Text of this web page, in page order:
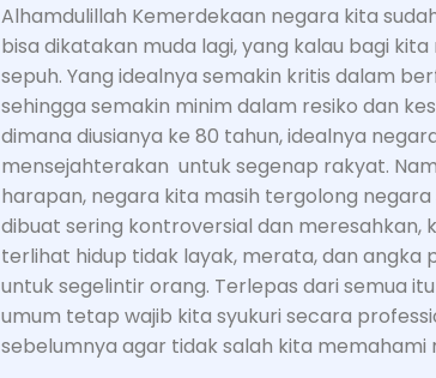
Alhamdulillah Kemerdekaan negara kita
bisa dikatakan muda lagi, yang kalau bagi
sepuh. Yang idealnya semakin kritis dalam
sehingga semakin minim dalam resiko dan
dimana diusianya ke 80 tahun, idealnya
mensejahterakan untuk segenap rakyat.
harapan, negara kita masih tergolong
dibuat sering kontroversial dan meresahkan,
terlihat hidup tidak layak, merata, dan angka
untuk segelintir orang. Terlepas dari semua
umum tetap wajib kita syukuri secara
sebelumnya agar tidak salah kita memahami